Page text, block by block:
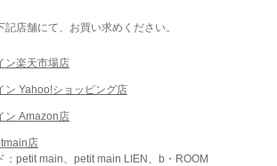
記店舗にて、お買い求めください。
ン楽天市場店
ン Yahoo!ショッピング店
ン Amazon店
店
：petit main、petit main LIEN、b・ROOM